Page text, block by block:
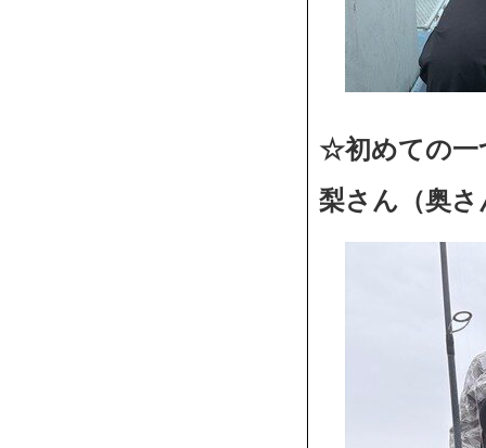
☆初めての一
梨さん（奥さ